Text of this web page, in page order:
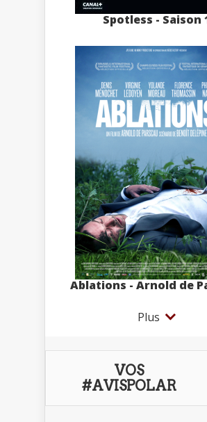
Spotless - Saison
Ablations - Arnold de
Plus
VOS
#AVISPOLAR